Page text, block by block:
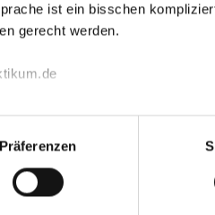
ist ein bisschen
gerecht werden.
Funktion unserer Webseite
( „Präferenzen“), die
und Anzeigen zu
Präferenzen